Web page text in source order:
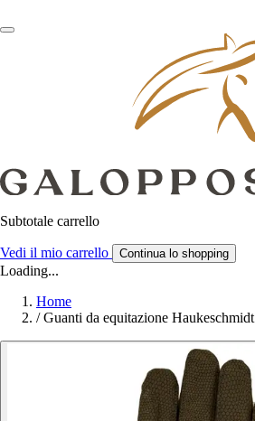
Subtotale carrello
Vedi il mio carrello Continua lo shopping
Loading...
Home
/ Guanti da equitazione